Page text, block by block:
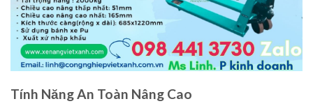
Tính Năng An Toàn Nâng Cao